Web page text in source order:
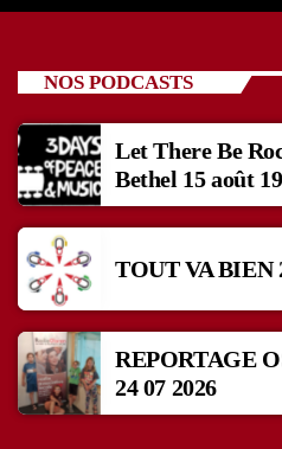
NOS PODCASTS
Let There Be
Bethel 15 août
TOUT VA BIEN
REPORTAGE
24 07 2026